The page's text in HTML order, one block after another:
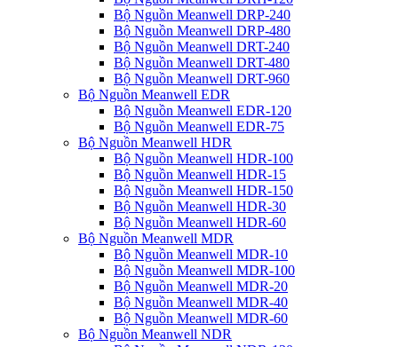
Bộ Nguồn Meanwell DRP-240
Bộ Nguồn Meanwell DRP-480
Bộ Nguồn Meanwell DRT-240
Bộ Nguồn Meanwell DRT-480
Bộ Nguồn Meanwell DRT-960
Bộ Nguồn Meanwell EDR
Bộ Nguồn Meanwell EDR-120
Bộ Nguồn Meanwell EDR-75
Bộ Nguồn Meanwell HDR
Bộ Nguồn Meanwell HDR-100
Bộ Nguồn Meanwell HDR-15
Bộ Nguồn Meanwell HDR-150
Bộ Nguồn Meanwell HDR-30
Bộ Nguồn Meanwell HDR-60
Bộ Nguồn Meanwell MDR
Bộ Nguồn Meanwell MDR-10
Bộ Nguồn Meanwell MDR-100
Bộ Nguồn Meanwell MDR-20
Bộ Nguồn Meanwell MDR-40
Bộ Nguồn Meanwell MDR-60
Bộ Nguồn Meanwell NDR